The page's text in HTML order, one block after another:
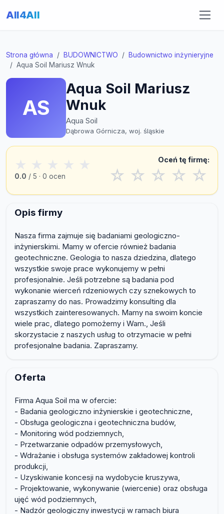
All4All
Strona główna BUDOWNICTWO
Budownictwo inżynieryjne
Aqua Soil Mariusz Wnuk
AS
Aqua Soil Mariusz
Wnuk
Aqua Soil
Dąbrowa Górnicza, woj. śląskie
★ ★ ★ ★ ★
0.0 / 5 · 0 ocen
Oceń tę firmę:
☆ ☆ ☆ ☆ ☆
Opis firmy
Nasza firma zajmuje się badaniami geologiczno-
inżynierskimi. Mamy w ofercie również badania
geotechniczne. Geologia to nasza dziedzina, dlatego
wszystkie swoje prace wykonujemy w pełni
profesjonalnie. Jeśli potrzebne są badania pod
wykonanie wierceń rdzeniowych czy sznekowych to
zapraszamy do nas. Prowadzimy konsulting dla
wszystkich zainteresowanych. Mamy na swoim koncie
wiele prac, dlatego pomożemy i Wam., Jeśli
skorzystacie z naszych usług to otrzymacie w pełni
profesjonalne badania. Zapraszamy.
Oferta
Firma Aqua Soil ma w ofercie:
- Badania geologiczno inżynierskie i geotechniczne,
- Obsługa geologiczna i geotechniczna budów,
- Monitoring wód podziemnych,
- Przetwarzanie odpadów przemysłowych,
- Wdrażanie i obsługa systemów zakładowej kontroli
produkcji,
- Uzyskiwanie koncesji na wydobycie kruszywa,
- Projektowanie, wykonywanie (wiercenie) oraz obsługa
ujęć wód podziemnych,
- Nadzór geologiczny inwestycji w ramach biura